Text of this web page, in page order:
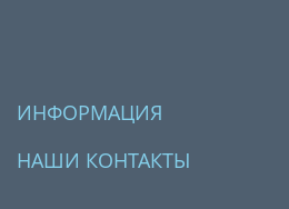
ИНФОРМАЦИЯ
НАШИ КОНТАКТЫ